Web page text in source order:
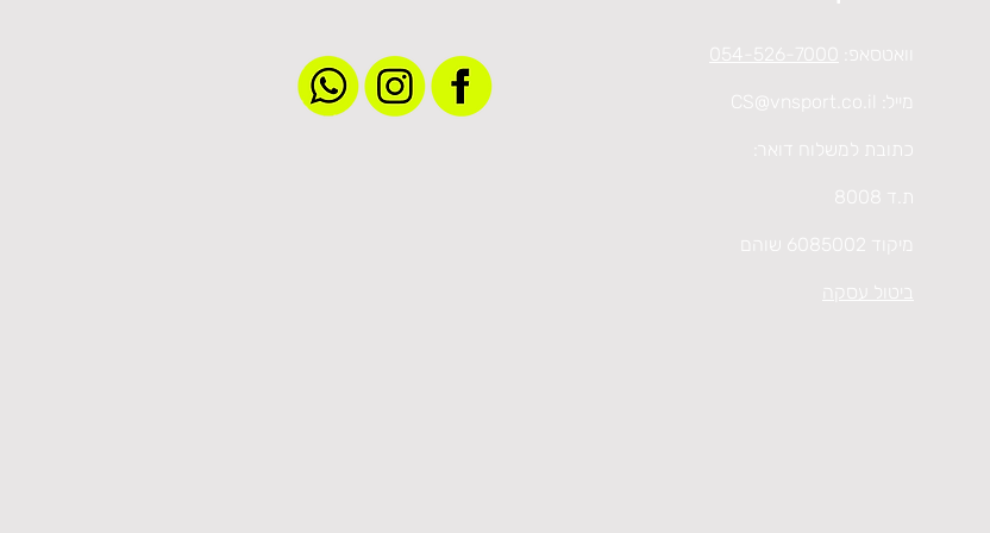
וואטסאפ: 054-526-7000
מייל: CS@vnsport.co.il
כתובת למשלוח דואר:
ת.ד 8008
מיקוד 6085002 שוהם
ביטול עסקה